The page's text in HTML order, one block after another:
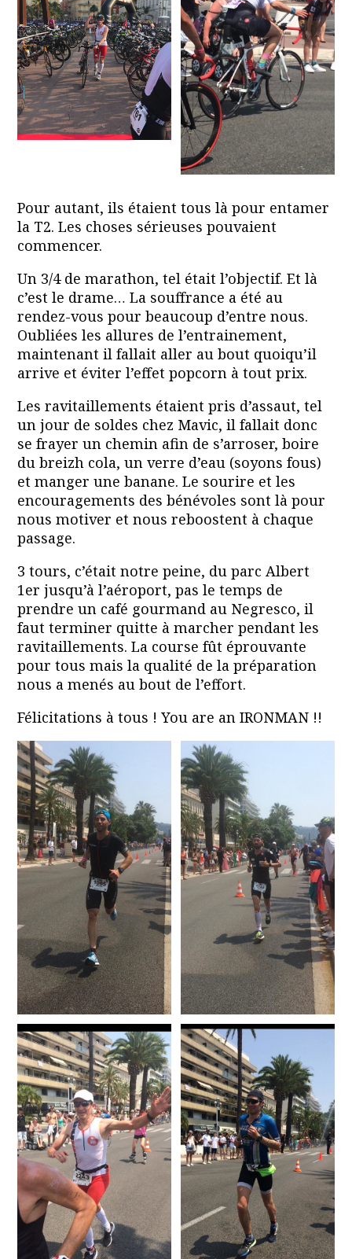
Pour autant, ils étaient tous là pour entamer
la T2. Les choses sérieuses pouvaient
commencer.
Un 3/4 de marathon, tel était l’objectif. Et là
c’est le drame… La souffrance a été au
rendez-vous pour beaucoup d’entre nous.
Oubliées les allures de l’entrainement,
maintenant il fallait aller au bout quoiqu’il
arrive et éviter l’effet popcorn à tout prix.
Les ravitaillements étaient pris d’assaut, tel
un jour de soldes chez Mavic, il fallait donc
se frayer un chemin afin de s’arroser, boire
du breizh cola, un verre d’eau (soyons fous)
et manger une banane. Le sourire et les
encouragements des bénévoles sont là pour
nous motiver et nous reboostent à chaque
passage.
3 tours, c’était notre peine, du parc Albert
1er jusqu’à l’aéroport, pas le temps de
prendre un café gourmand au Negresco, il
faut terminer quitte à marcher pendant les
ravitaillements. La course fût éprouvante
pour tous mais la qualité de la préparation
nous a menés au bout de l’effort.
Félicitations à tous ! You are an IRONMAN !!